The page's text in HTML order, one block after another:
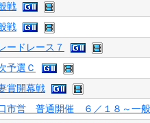
戦
戦
ードレース７
予選Ｃ
賞開幕戦
市営 普通開催 ６／１８～一